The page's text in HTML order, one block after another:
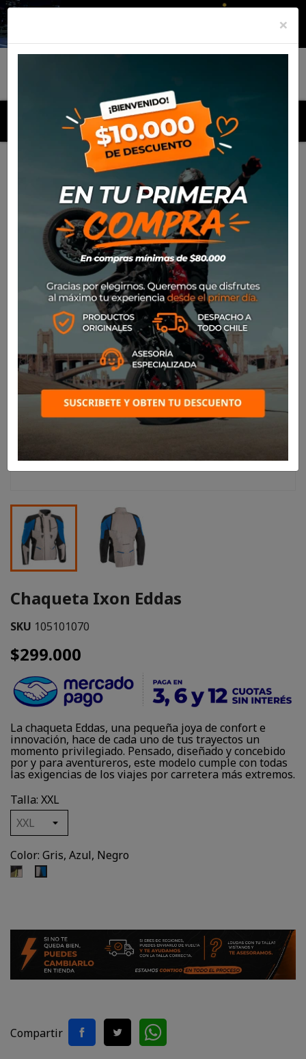
MENU
Productos Chaqueta Ixon Eddas
Chaqueta Ixon Eddas
SKU 105101070
$299.000
La chaqueta Eddas, una pequeña joya de confort e
innovación, hace de cada uno de tus trayectos un
momento privilegiado. Pensado, diseñado y concebido
por y para aventureros, este modelo cumple con todas
las exigencias de los viajes por carretera más extremos.
Talla: XXL
Color: Gris, Azul, Negro
Gris,
Compartir
×